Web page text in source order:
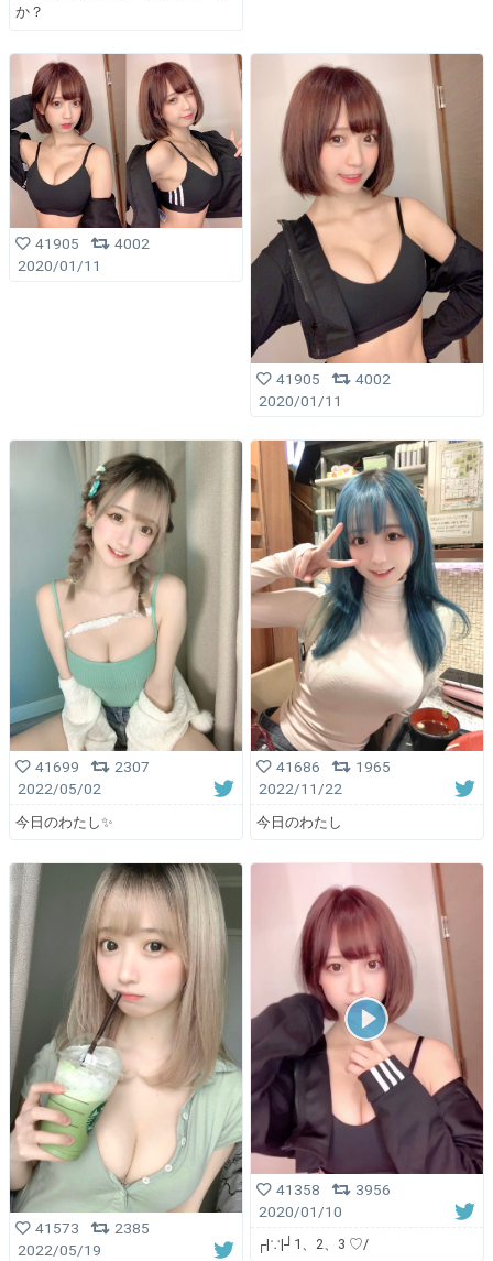
か？
41905
4002
2020/01/11
41905
4002
2020/01/11
41699
2307
2022/05/02
今日のわたし✨
41686
1965
2022/11/22
今日のわたし
41573
2385
2022/05/19
41358
3956
2020/01/10
┌|∵|┘1、2、3 ♡︎/︎